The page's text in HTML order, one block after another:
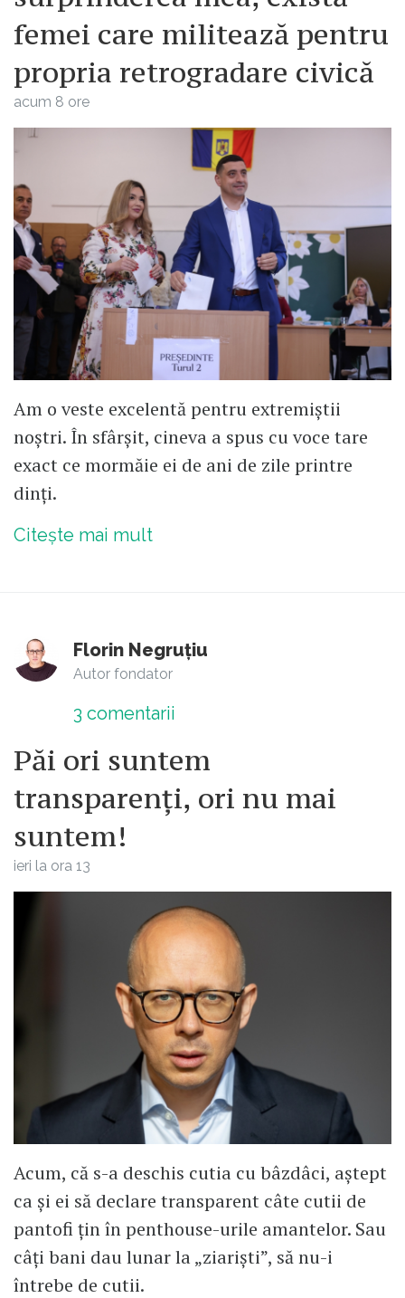
femei care militează pentru
propria retrogradare civică
acum 8 ore
Am o veste excelentă pentru extremiștii
noștri. În sfârșit, cineva a spus cu voce tare
exact ce mormăie ei de ani de zile printre
dinți.
Citește mai mult
Florin Negruțiu
Autor fondator
3 comentarii
Păi ori suntem
transparenți, ori nu mai
suntem!
ieri la ora 13
Acum, că s-a deschis cutia cu bâzdâci, aștept
ca și ei să declare transparent câte cutii de
pantofi țin în penthouse-urile amantelor. Sau
câți bani dau lunar la „ziariști”, să nu-i
întrebe de cutii.